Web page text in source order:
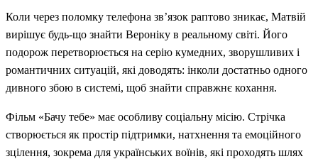
Коли через поломку телефона зв’язок раптово зникає, Матвій
вирішує будь-що знайти Вероніку в реальному світі. Його
подорож перетворюється на серію кумедних, зворушливих і
романтичних ситуацій, які доводять: інколи достатньо одного
дивного збою в системі, щоб знайти справжнє кохання.
Фільм «Бачу тебе» має особливу соціальну місію. Стрічка
створюється як простір підтримки, натхнення та емоційного
зцілення, зокрема для українських воїнів, які проходять шлях